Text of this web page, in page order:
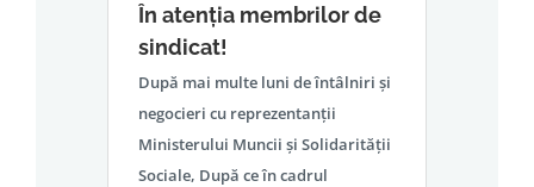
În atenția membrilor de
sindicat!
După mai multe luni de întâlniri și
negocieri cu reprezentanții
Ministerului Muncii și Solidarității
Sociale, După ce în cadrul